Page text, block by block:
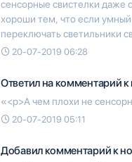
сенсорные свистелки даже
хороши тем, что если
переключать светильники
20-07-2019 06:28
Ответил на комментарий к
«<p>А чем плохи не
20-07-2019 05:11
Добавил комментарий к